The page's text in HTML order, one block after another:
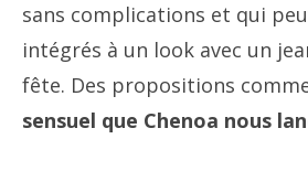
sans complications et qui
intégrés à un look avec un
fête. Des propositions
sensuel que Chenoa nous